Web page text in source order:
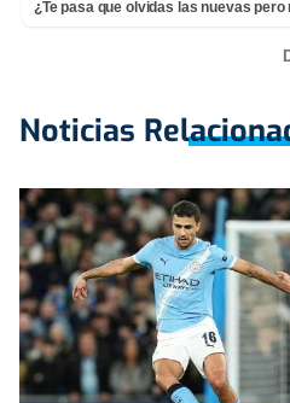
¿Te pasa que olvidas las nuevas
Noticias